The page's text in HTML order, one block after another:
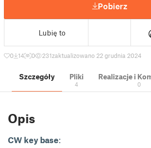
Pobierz
Lubię to
0 14 0 231zaktualizowano 22 grudnia 2024
Szczegóły Pliki
4
Realizacje i
0
Opis
CW key base: